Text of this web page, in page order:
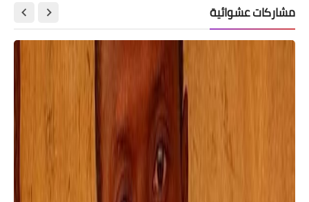
مشاركات عشوائية